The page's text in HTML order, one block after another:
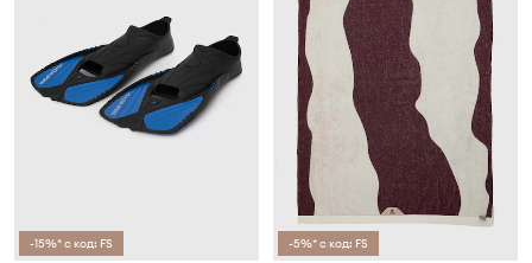
-15%* с код: FS -5%* с код: FS